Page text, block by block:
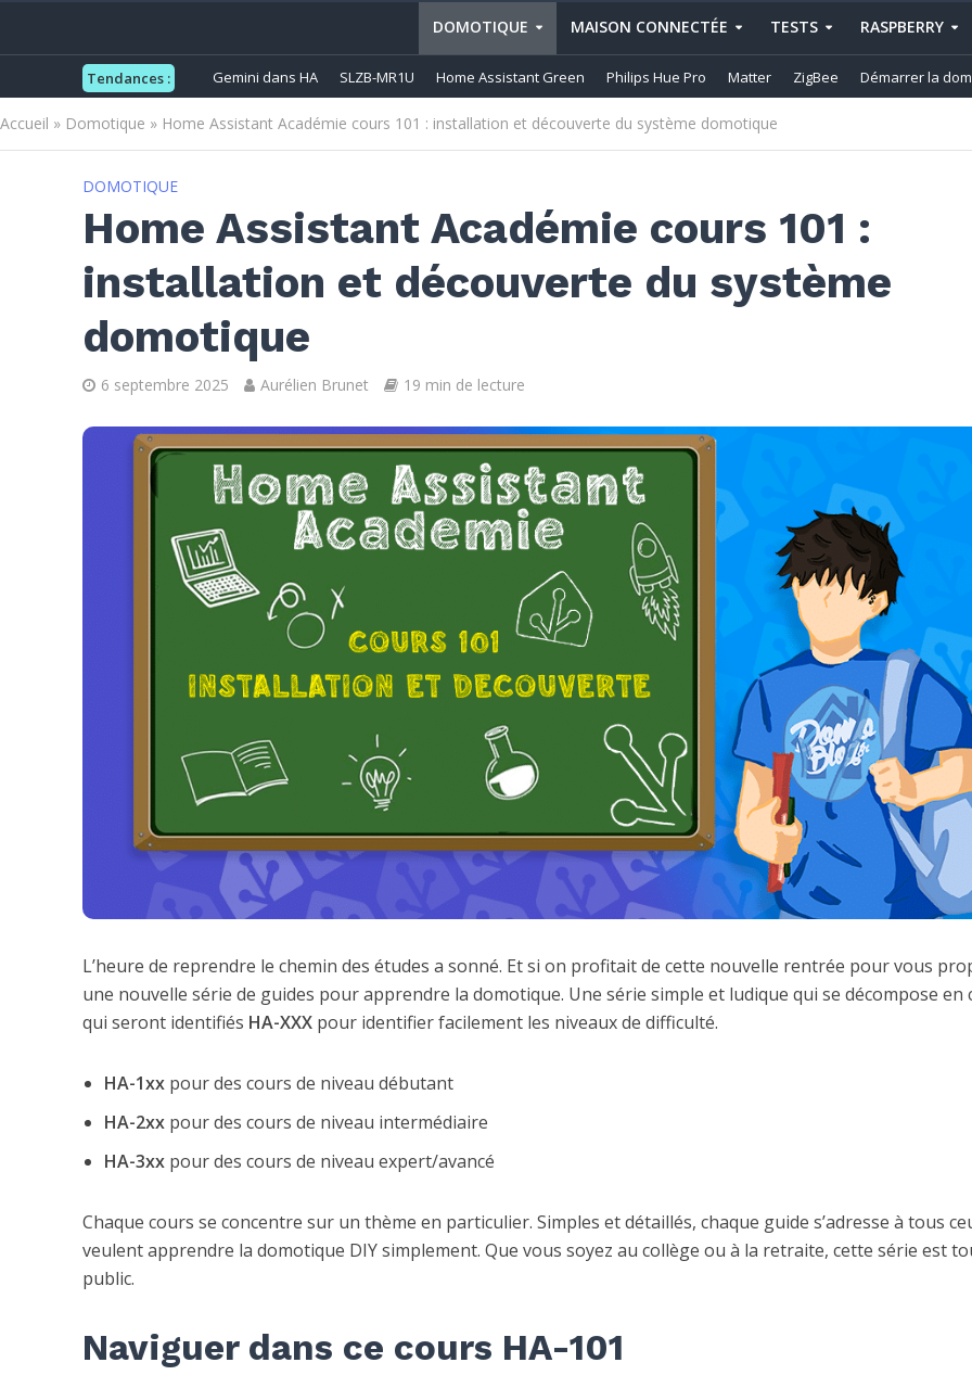
DOMOTIQUE MAISON CONNECTÉE TESTS RASPBERRY
Tendances : Gemini dans HA SLZB-MR1U Home Assistant Green Philips Hue Pro Matter ZigBee Démarrer la
Accueil » Domotique » Home Assistant Académie cours 101 : installation et découverte du système domotique
DOMOTIQUE
Home Assistant Académie cours 101 :
installation et découverte du système
domotique
6 septembre 2025 Aurélien Brunet 19 min de lecture
L’heure de reprendre le chemin des études a sonné. Et si on profitait de cette nouvelle rentrée pour vous
une nouvelle série de guides pour apprendre la domotique. Une série simple et ludique qui se décompose en
qui seront identifiés HA-XXXpour identifier facilement les niveaux de difficulté.
HA-1xxpour des cours de niveau débutant
HA-2xxpour des cours de niveau intermédiaire
HA-3xxpour des cours de niveau expert/avancé
Chaque cours se concentre sur un thème en particulier. Simples et détaillés, chaque guide s’adresse à tous
veulent apprendre la domotique DIY simplement. Que vous soyez au collège ou à la retraite, cette série est
public.
Naviguer dans ce cours HA-101